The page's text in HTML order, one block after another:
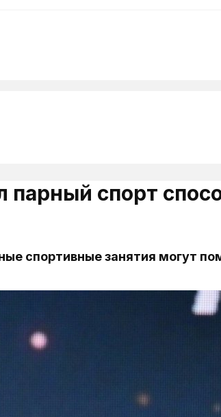
спорт
спортивные занятия могут